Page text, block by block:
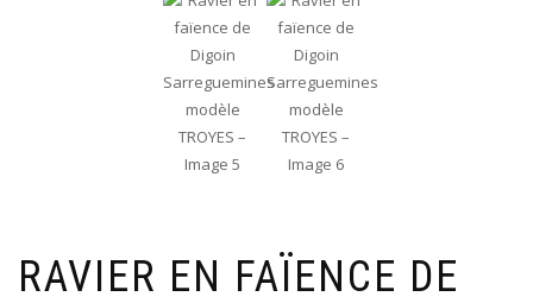
RAVIER EN FAÏENCE DE